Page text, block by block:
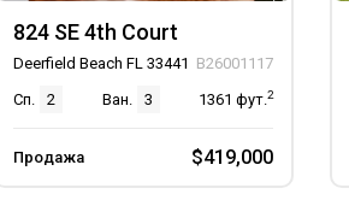
824 SE 4th Court
Deerfield Beach FL 33441 B26001117
Сп.
2 Ван. 3 1361фут.2
Продажа $419,000